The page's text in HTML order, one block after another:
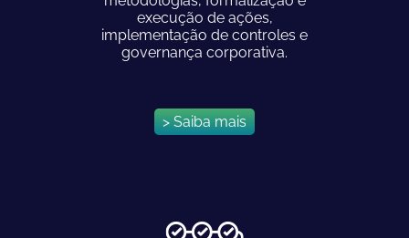
execução de ações,
implementação de controles e
governança corporativa.
> Saiba mais